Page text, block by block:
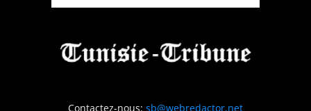
Contactez-nous: sb@webredactor.net